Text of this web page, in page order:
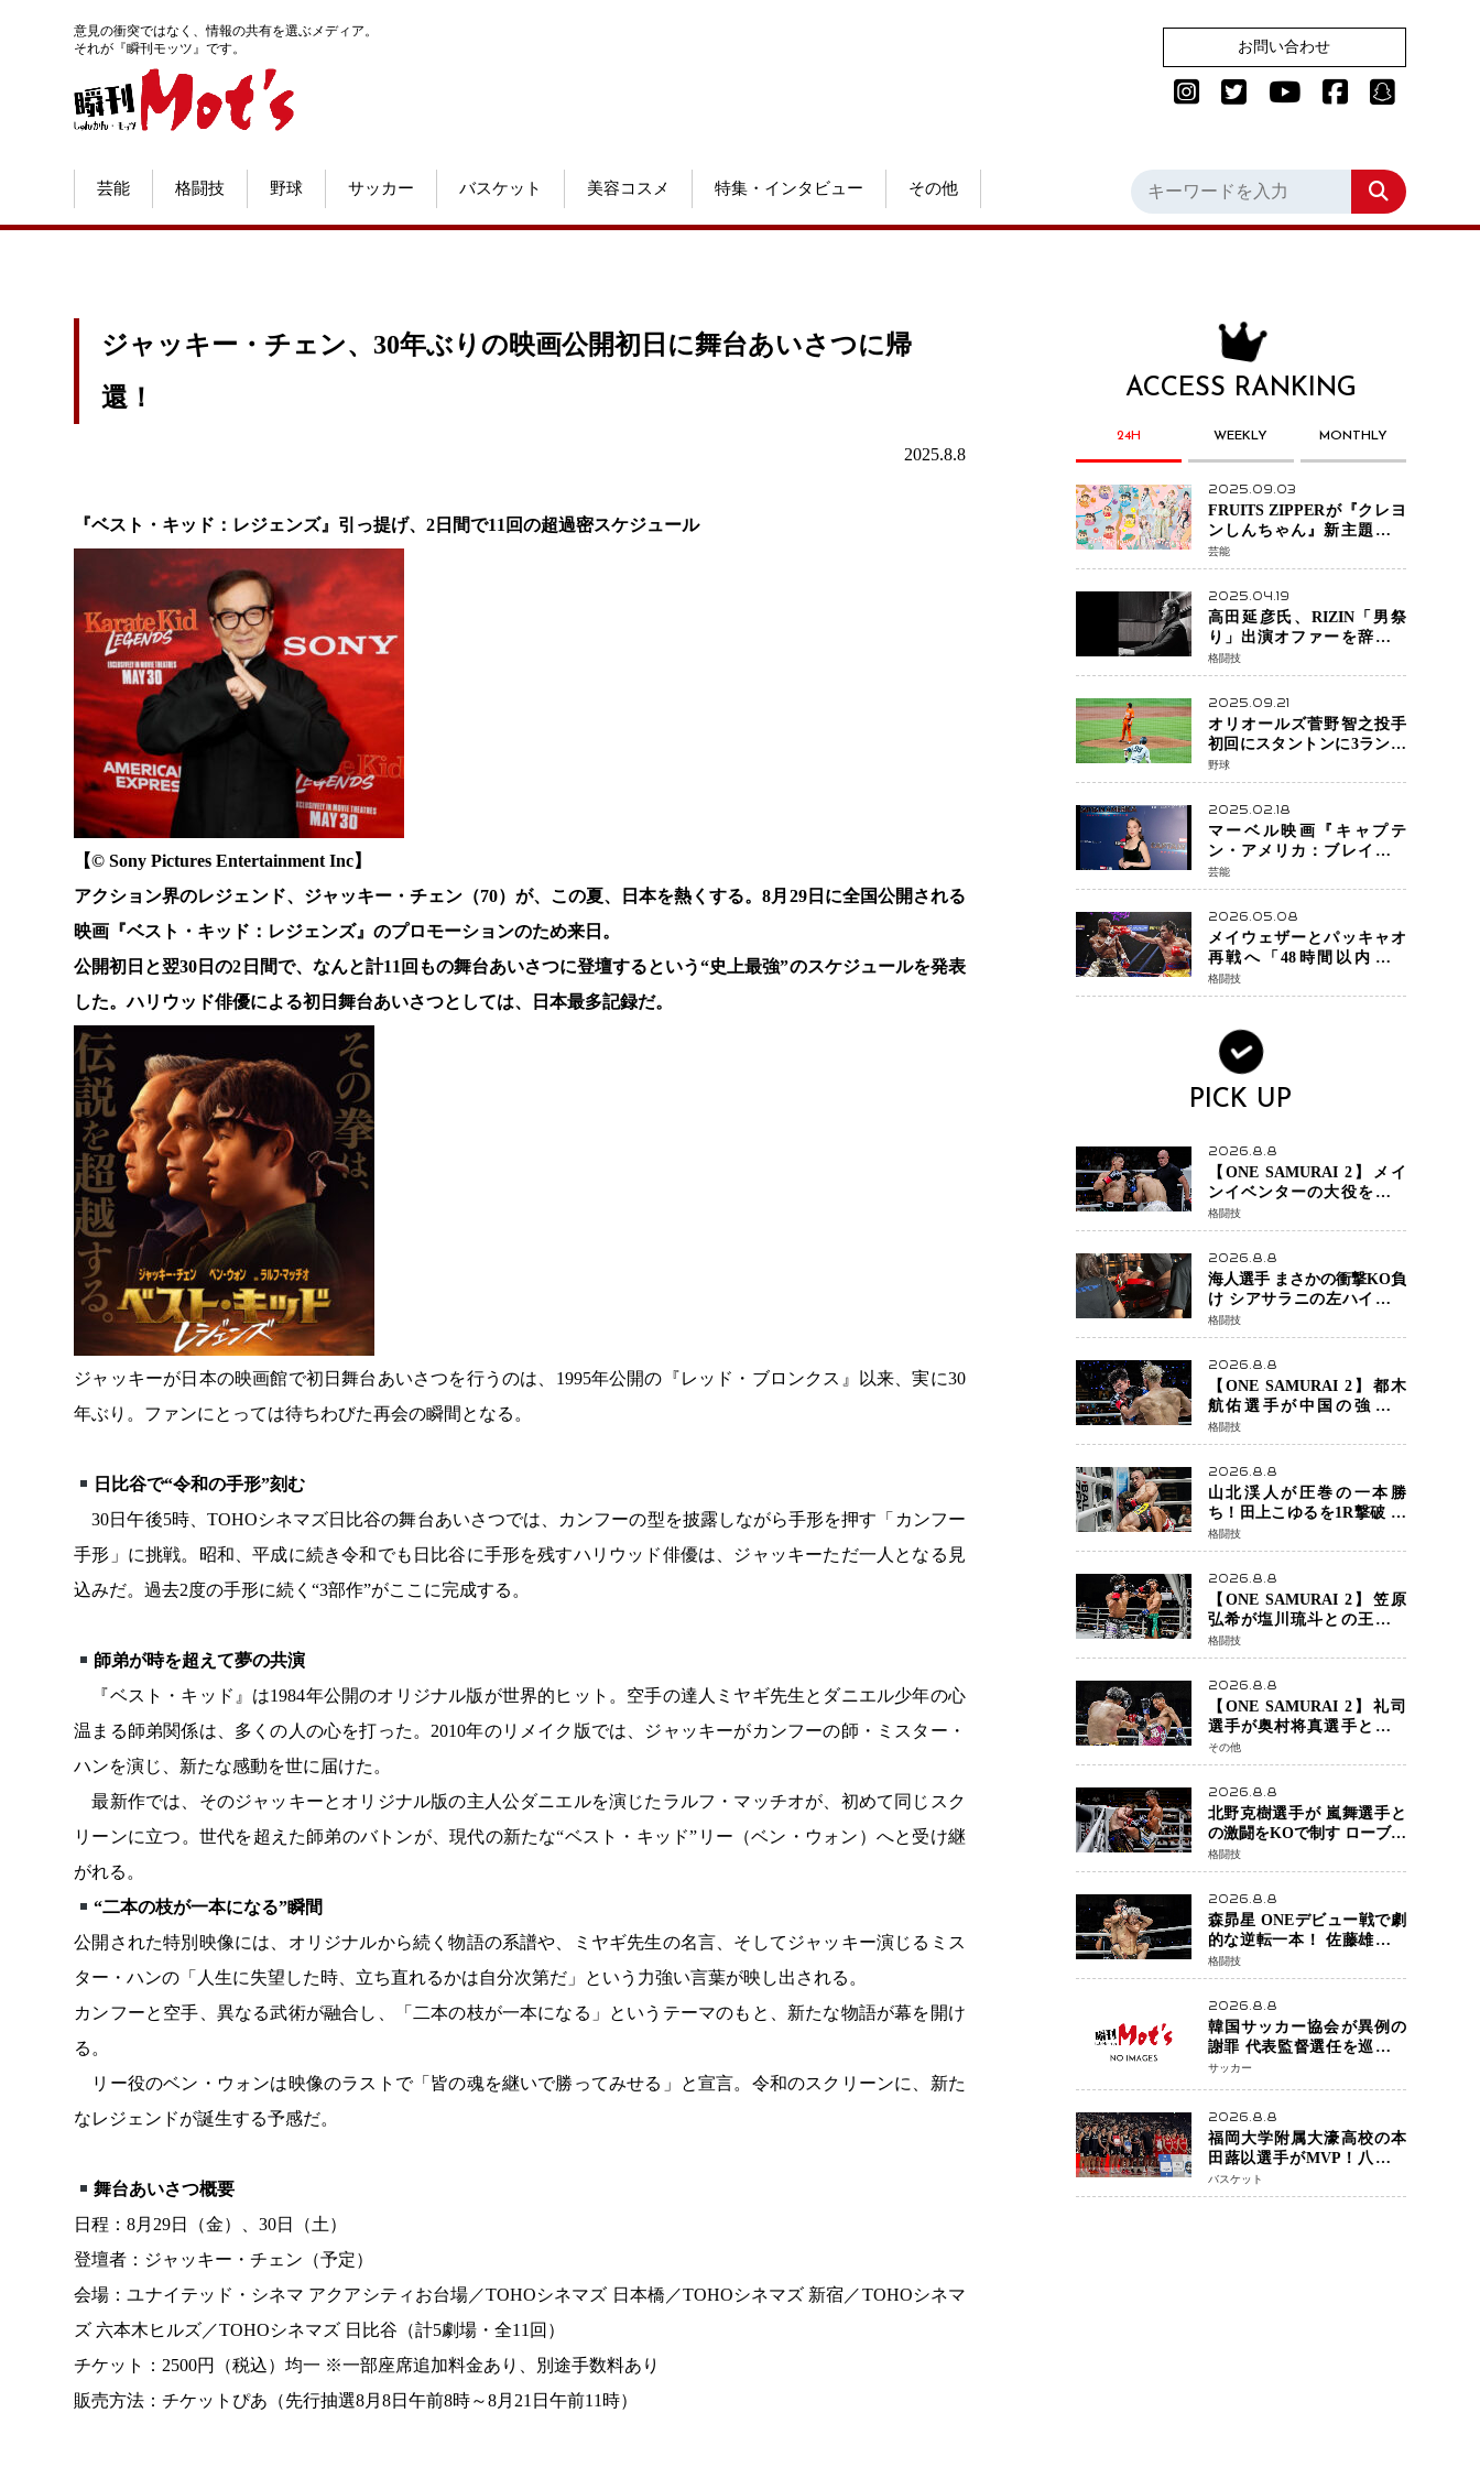
意見の衝突ではなく、情報の共有を選ぶメディア。
それが『瞬刊モッツ』です。
お問い合わせ
芸能 格闘技 野球 サッカー バスケット 美容コスメ 特集・インタビュー その他
ジャッキー・チェン、30年ぶりの映画公開初日に舞台あいさつに帰
還！
2025.8.8
『ベスト・キッド：レジェンズ』引っ提げ、2日間で11回の超過密スケジュール
【© Sony Pictures Entertainment Inc】
アクション界のレジェンド、ジャッキー・チェン（70）が、この夏、日本を熱くする。8月29日に全国公開される
映画『ベスト・キッド：レジェンズ』のプロモーションのため来日。
公開初日と翌30日の2日間で、なんと計11回もの舞台あいさつに登壇するという“史上最強”のスケジュールを発表
した。ハリウッド俳優による初日舞台あいさつとしては、日本最多記録だ。
ジャッキーが日本の映画館で初日舞台あいさつを行うのは、1995年公開の『レッド・ブロンクス』以来、実に30
年ぶり。ファンにとっては待ちわびた再会の瞬間となる。
日比谷で“令和の手形”刻む
30日午後5時、TOHOシネマズ日比谷の舞台あいさつでは、カンフーの型を披露しながら手形を押す「カンフー
手形」に挑戦。昭和、平成に続き令和でも日比谷に手形を残すハリウッド俳優は、ジャッキーただ一人となる見
込みだ。過去2度の手形に続く“3部作”がここに完成する。
師弟が時を超えて夢の共演
『ベスト・キッド』は1984年公開のオリジナル版が世界的ヒット。空手の達人ミヤギ先生とダニエル少年の心
温まる師弟関係は、多くの人の心を打った。2010年のリメイク版では、ジャッキーがカンフーの師・ミスター・
ハンを演じ、新たな感動を世に届けた。
最新作では、そのジャッキーとオリジナル版の主人公ダニエルを演じたラルフ・マッチオが、初めて同じスク
リーンに立つ。世代を超えた師弟のバトンが、現代の新たな“ベスト・キッド”リー（ベン・ウォン）へと受け継
がれる。
“二本の枝が一本になる”瞬間
公開された特別映像には、オリジナルから続く物語の系譜や、ミヤギ先生の名言、そしてジャッキー演じるミス
ター・ハンの「人生に失望した時、立ち直れるかは自分次第だ」という力強い言葉が映し出される。
カンフーと空手、異なる武術が融合し、「二本の枝が一本になる」というテーマのもと、新たな物語が幕を開け
る。
リー役のベン・ウォンは映像のラストで「皆の魂を継いで勝ってみせる」と宣言。令和のスクリーンに、新た
なレジェンドが誕生する予感だ。
舞台あいさつ概要
日程：8月29日（金）、30日（土）
登壇者：ジャッキー・チェン（予定）
会場：ユナイテッド・シネマ アクアシティお台場／TOHOシネマズ 日本橋／TOHOシネマズ 新宿／TOHOシネマ
ズ 六本木ヒルズ／TOHOシネマズ 日比谷（計5劇場・全11回）
チケット：2500円（税込）均一 ※一部座席追加料金あり、別途手数料あり
販売方法：チケットぴあ（先行抽選8月8日午前8時～8月21日午前11時）
ACCESS RANKING
24H WEEKLY MONTHLY
2025.09.03
FRUITS ZIPPERが『クレヨ
ンしんちゃん』新主題歌を
担当
芸能
2025.04.19
高田延彦氏、RIZIN「男祭
り」出演オファーを辞退
統括本部長時代の役目「す
でに終えています」と明言
格闘技
2025.09.21
オリオールズ菅野智之投手
初回にスタントンに3ラン被
弾 3回6安打4失点で降板
野球
2025.02.18
マーベル映画『キャプテ
ン・アメリカ：ブレイブ・
ニュー・ワールド』 新ブラ
ック・ウィドウ役のシラ・
ハースとは！？
芸能
2026.05.08
メイウェザーとパッキャオ
再戦へ「48時間以内に決
着」公式戦かエキシビショ
ンか混迷続く
格闘技
PICK UP
2026.8.8
【ONE SAMURAI 2】メイ
ンイベンターの大役をしっ
かりやってのけた野杁正明
が衝撃のリベンジ！ リ
ウ・メンヤンを1R・2分59秒
KO、左カウンターで完全決
着
格闘技
2026.8.8
海人選手 まさかの衝撃KO負
け シアサラニの左ハイが炸
裂 リベンジ戦は一瞬で決着
格闘技
2026.8.8
【ONE SAMURAI 2】都木
航佑選手が中国の強豪ル
オ・チャオ選手の猛攻を受
けながらも的確な攻撃で応
戦 最後まで打ち合うも判
定でチャオに軍配
格闘技
2026.8.8
山北渓人が圧巻の一本勝
ち！田上こゆるを1R撃破 ケ
ルベロスチョークで存在感
を示す
格闘技
2026.8.8
【ONE SAMURAI 2】笠原
弘希が塩川琉斗との王者対
決を制す 圧力で主導権を握
り判定勝利
格闘技
2026.8.8
【ONE SAMURAI 2】礼司
選手が奥村将真選手との接
戦を制す カウンターと正確
な打撃で判定勝利
その他
2026.8.8
北野克樹選手が 嵐舞選手と
の激闘をKOで制す ローブロ
ーが相次ぐ波乱の展開…涙
の勝利「生まれてくる娘の
ために750万円を使いたい」
格闘技
2026.8.8
森昴星 ONEデビュー戦で劇
的な逆転一本！ 佐藤雄介の
強烈な打撃を耐え抜き、リ
アネイキッドチョークで勝
利
格闘技
2026.8.8
韓国サッカー協会が異例の
謝罪 代表監督選任を巡る疑
惑など相次ぐ問題「組織の
刷新」誓う
サッカー
2026.8.8
福岡大学附属大濠高校の本
田蕗以選手がMVP！八村塁
主宰「BLACK SAMURAI
SUMMIT 2026」で存在感
バスケット